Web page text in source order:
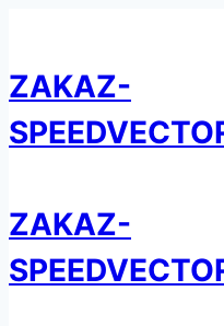
содержанию
ZAKAZ-
ZAKAZ-